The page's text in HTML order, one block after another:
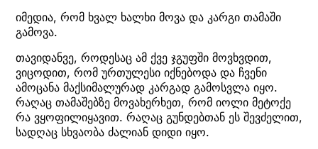
იმედია, რომ ხვალ ხალხი მოვა და კარგი თამაში
გამოვა.
თავიდანვე, როდესაც ამ ქვე ჯგუფში მოვხვდით,
ვიცოდით, რომ ურთულესი იქნებოდა და ჩვენი
ამოცანა მაქსიმალურად კარგად გამოსვლა იყო.
რაღაც თამაშებზე მოვახერხეთ, რომ იოლი მეტოქე
რა ვყოფილიყავით. რაღაც გუნდებთან ეს შევძელით,
სადღაც სხვაობა ძალიან დიდი იყო.